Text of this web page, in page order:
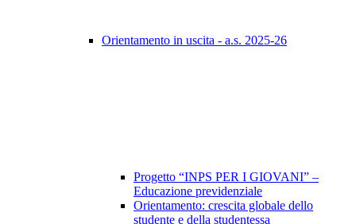
Orientamento in uscita - a.s. 2025-26
Progetto “INPS PER I GIOVANI” –
Educazione previdenziale
Orientamento: crescita globale dello
studente e della studentessa